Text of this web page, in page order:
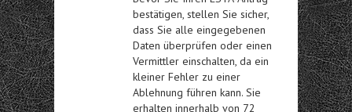
bestätigen, stellen Sie sicher,
dass Sie alle eingegebenen
Daten überprüfen oder einen
Vermittler einschalten, da ein
kleiner Fehler zu einer
Ablehnung führen kann. Sie
erhalten innerhalb von 72